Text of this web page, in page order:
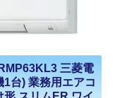
三菱電
台) 業務用エアコ